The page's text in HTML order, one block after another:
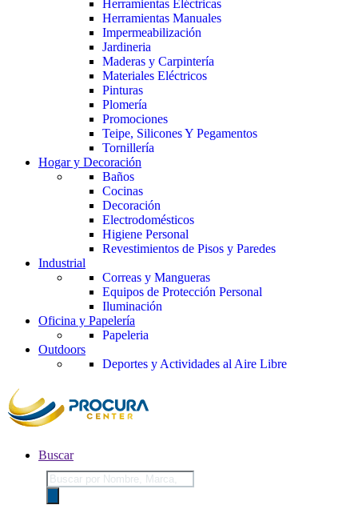
Herramientas Eléctricas
Herramientas Manuales
Impermeabilización
Jardineria
Maderas y Carpintería
Materiales Eléctricos
Pinturas
Plomería
Promociones
Teipe, Silicones Y Pegamentos
Tornillería
Hogar y Decoración
Baños
Cocinas
Decoración
Electrodomésticos
Higiene Personal
Revestimientos de Pisos y Paredes
Industrial
Correas y Mangueras
Equipos de Protección Personal
Iluminación
Oficina y Papelería
Papeleria
Outdoors
Deportes y Actividades al Aire Libre
Buscar
Búsqueda
de
productos